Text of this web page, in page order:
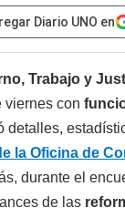
Diario UNO en
Trabajo y
viernes con
detalles,
la Oficina de
durante el
de las